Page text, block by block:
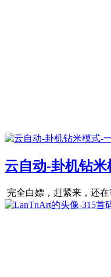
云自动-卦机钻
完全白嫖，赶紧来，还在